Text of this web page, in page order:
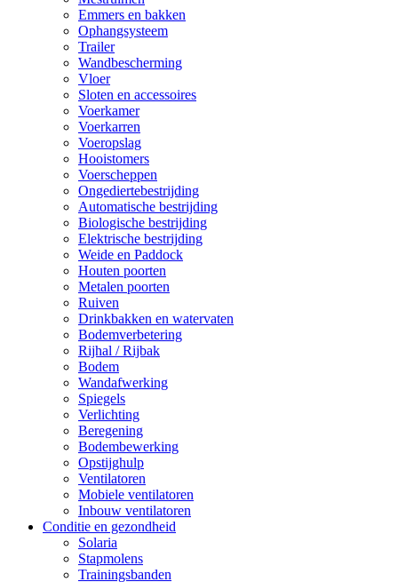
Emmers en bakken
Ophangsysteem
Trailer
Wandbescherming
Vloer
Sloten en accessoires
Voerkamer
Voerkarren
Voeropslag
Hooistomers
Voerscheppen
Ongediertebestrijding
Automatische bestrijding
Biologische bestrijding
Elektrische bestrijding
Weide en Paddock
Houten poorten
Metalen poorten
Ruiven
Drinkbakken en watervaten
Bodemverbetering
Rijhal / Rijbak
Bodem
Wandafwerking
Spiegels
Verlichting
Beregening
Bodembewerking
Opstijghulp
Ventilatoren
Mobiele ventilatoren
Inbouw ventilatoren
Conditie en gezondheid
Solaria
Stapmolens
Trainingsbanden